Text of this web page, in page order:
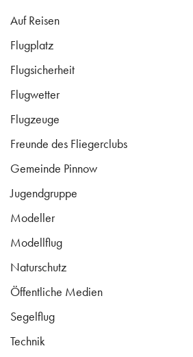
Auf Reisen
Flugplatz
Flugsicherheit
Flugwetter
Flugzeuge
Freunde des Fliegerclubs
Gemeinde Pinnow
Jugendgruppe
Modeller
Modellflug
Naturschutz
Öffentliche Medien
Segelflug
Technik